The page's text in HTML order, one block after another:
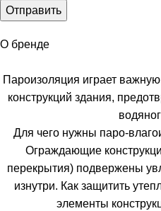
О бренде
Пароизоляция играет
конструкций здания,
Для чего нужны паро-
Ограждающие
перекрытия) подвержены
изнутри. Как защитить
элементы